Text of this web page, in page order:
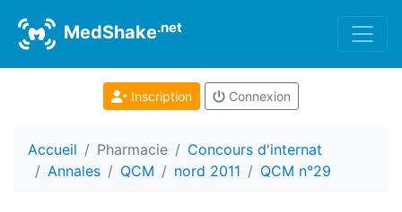
MedShake.net
Inscription Connexion
Accueil Pharmacie
Concours d'internat
Annales
QCM nord 2011 QCM n°29